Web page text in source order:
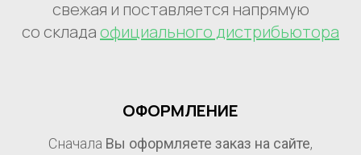
свежая и поставляется напрямую
со складаофициального дистрибьютора
ОФОРМЛЕНИЕ
Сначала Вы оформляете заказ на сайте,